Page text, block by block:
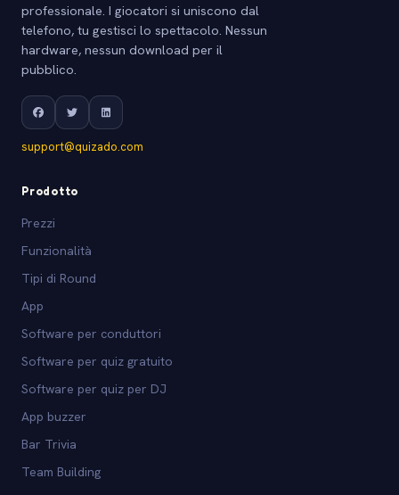
professionale. I giocatori si uniscono dal
telefono, tu gestisci lo spettacolo. Nessun
hardware, nessun download per il
pubblico.
support@quizado.com
Prodotto
Prezzi
Funzionalità
Tipi di Round
App
Software per conduttori
Software per quiz gratuito
Software per quiz per DJ
App buzzer
Bar Trivia
Team Building